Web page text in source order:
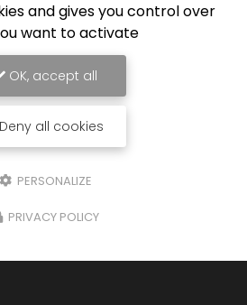
and gives you control over
want to activate
OK, accept all
Deny all cookies
PERSONALIZE
PRIVACY POLICY